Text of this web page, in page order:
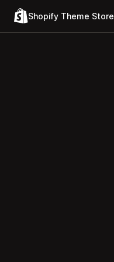
Shopify Theme Store